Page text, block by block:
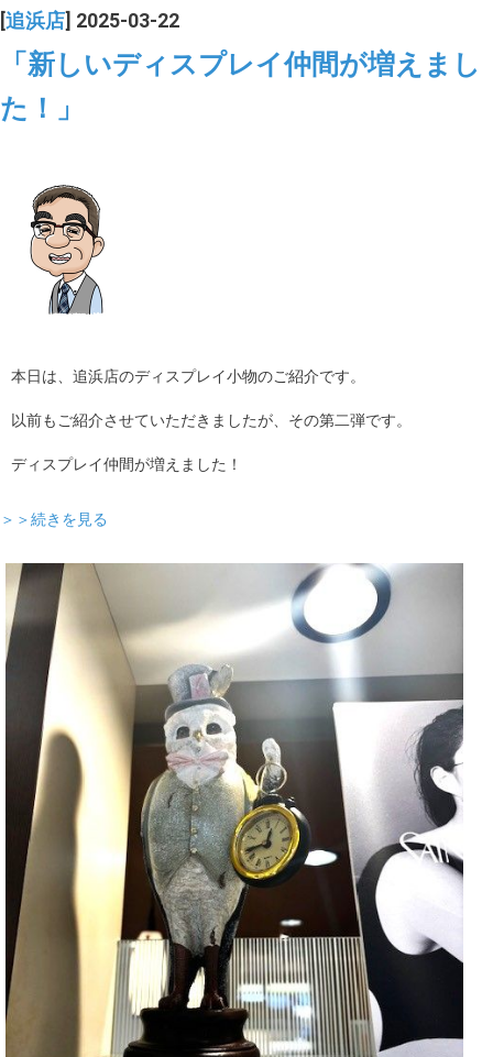
[追浜店] 2025-03-22
「新しいディスプレイ仲間が増えまし
た！」
本日は、追浜店のディスプレイ小物のご紹介です。
以前もご紹介させていただきましたが、その第二弾です。
ディスプレイ仲間が増えました！
＞＞続きを見る